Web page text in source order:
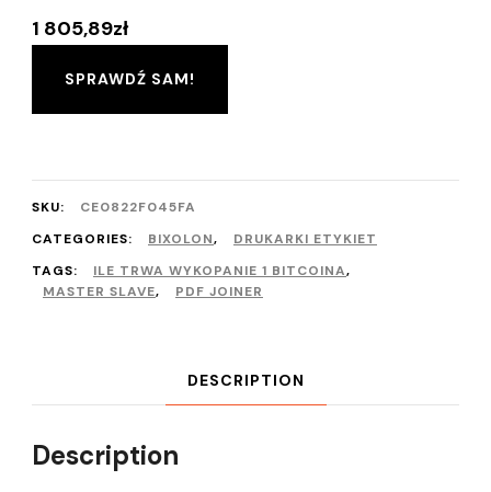
1 805,89zł
SPRAWDŹ SAM!
SKU:
CE0822F045FA
CATEGORIES:
BIXOLON,
DRUKARKI ETYKIET
TAGS:
ILE TRWA WYKOPANIE 1 BITCOINA,
MASTER SLAVE, PDF JOINER
DESCRIPTION
Description